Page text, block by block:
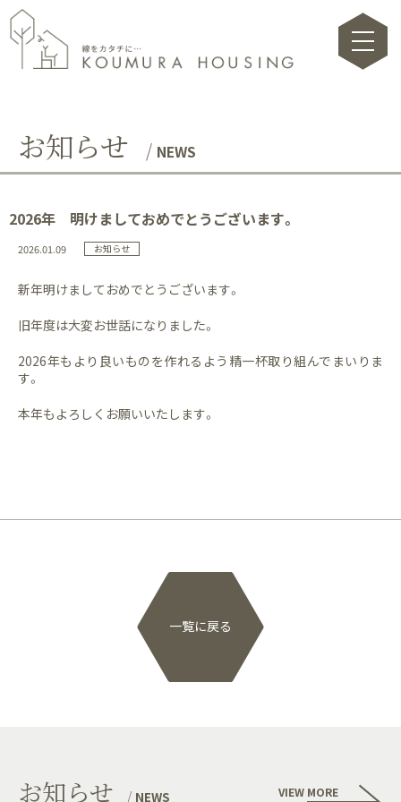
toggle
お知らせ NEWS
2026年 明けましておめでとうございます。
2026.01.09 お知らせ
新年明けましておめでとうございます。
旧年度は大変お世話になりました。
2026年もより良いものを作れるよう精一杯取り組んでまいりま
す。
本年もよろしくお願いいたします。
一覧に戻る
お知らせ NEWS VIEW MORE